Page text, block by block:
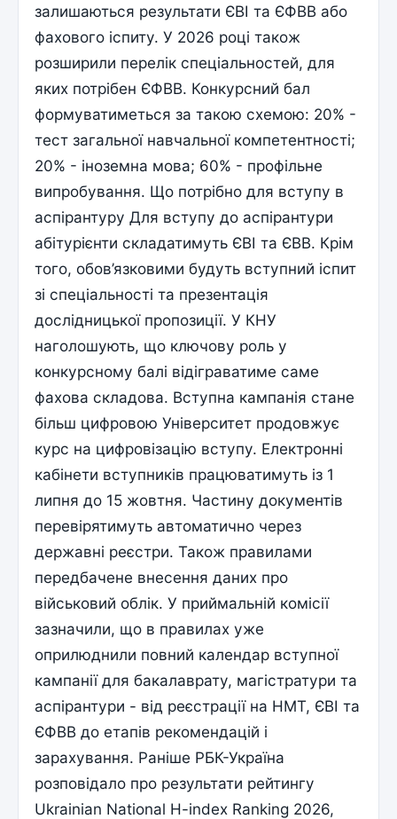
залишаються результати ЄВІ та ЄФВВ або
фахового іспиту. У 2026 році також
розширили перелік спеціальностей, для
яких потрібен ЄФВВ. Конкурсний бал
формуватиметься за такою схемою: 20% -
тест загальної навчальної компетентності;
20% - іноземна мова; 60% - профільне
випробування. Що потрібно для вступу в
аспірантуру Для вступу до аспірантури
абітурієнти складатимуть ЄВІ та ЄВВ. Крім
того, обов’язковими будуть вступний іспит
зі спеціальності та презентація
дослідницької пропозиції. У КНУ
наголошують, що ключову роль у
конкурсному балі відіграватиме саме
фахова складова. Вступна кампанія стане
більш цифровою Університет продовжує
курс на цифровізацію вступу. Електронні
кабінети вступників працюватимуть із 1
липня до 15 жовтня. Частину документів
перевірятимуть автоматично через
державні реєстри. Також правилами
передбачене внесення даних про
військовий облік. У приймальній комісії
зазначили, що в правилах уже
оприлюднили повний календар вступної
кампанії для бакалаврату, магістратури та
аспірантури - від реєстрації на НМТ, ЄВІ та
ЄФВВ до етапів рекомендацій і
зарахування. Раніше РБК-Україна
розповідало про результати рейтингу
Ukrainian National H-index Ranking 2026,